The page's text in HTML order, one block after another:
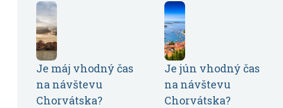
Je máj vhodný čas
na návštevu
Chorvátska?
Je jún vhodný čas
na návštevu
Chorvátska?